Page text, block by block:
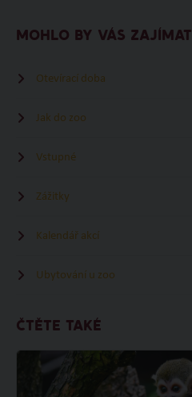
MOHLO BY VÁS ZAJÍMAT
Otevírací doba
Jak do zoo
Vstupné
Zážitky
Kalendář akcí
Ubytování u zoo
ČTĚTE TAKÉ